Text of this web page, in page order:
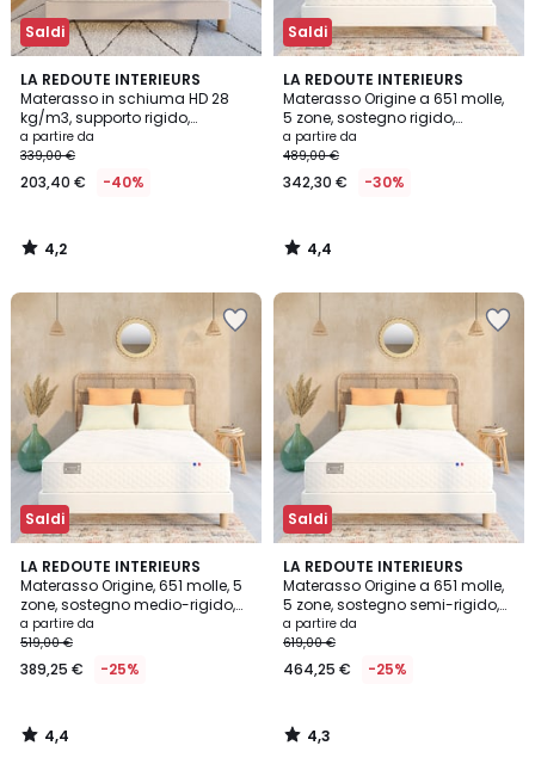
Saldi
LA REDOUTE INTERIEURS
Materasso in schiuma HD 28
kg/m3, supporto rigido,
supporto in memory foam
a partire da
339,00 €
203,40 € -40%
4,2
/ 5
4,2
/
Saldi
LA REDOUTE INTERIEURS
Materasso Origine a 651 molle,
5 zone, sostegno rigido,
superficie morbida
a partire da
489,00 €
342,30 € -30%
4,4
/ 5
4,4
/
Saldi
LA REDOUTE INTERIEURS
Materasso Origine, 651 molle, 5
zone, sostegno medio-rigido,
superficie morbida
a partire da
519,00 €
389,25 € -25%
4,4
/ 5
4,4
/
Saldi
LA REDOUTE INTERIEURS
Materasso Origine a 651 molle,
5 zone, sostegno semi-rigido,
superficie avvolgente
a partire da
619,00 €
464,25 € -25%
4,3
/ 5
4,3
/